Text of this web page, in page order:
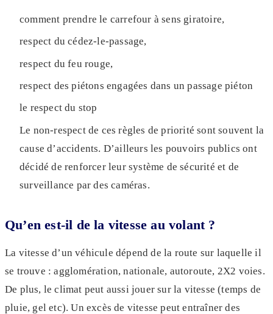
comment prendre le carrefour à sens giratoire,
respect du cédez-le-passage,
respect du feu rouge,
respect des piétons engagées dans un passage piéton
le respect du stop
Le non-respect de ces règles de priorité sont souvent la
cause d’accidents. D’ailleurs les pouvoirs publics ont
décidé de renforcer leur système de sécurité et de
surveillance par des caméras.
Qu’en est-il de la vitesse au volant ?
La vitesse d’un véhicule dépend de la route sur laquelle il
se trouve : agglomération, nationale, autoroute, 2X2 voies.
De plus, le climat peut aussi jouer sur la vitesse (temps de
pluie, gel etc). Un excès de vitesse peut entraîner des